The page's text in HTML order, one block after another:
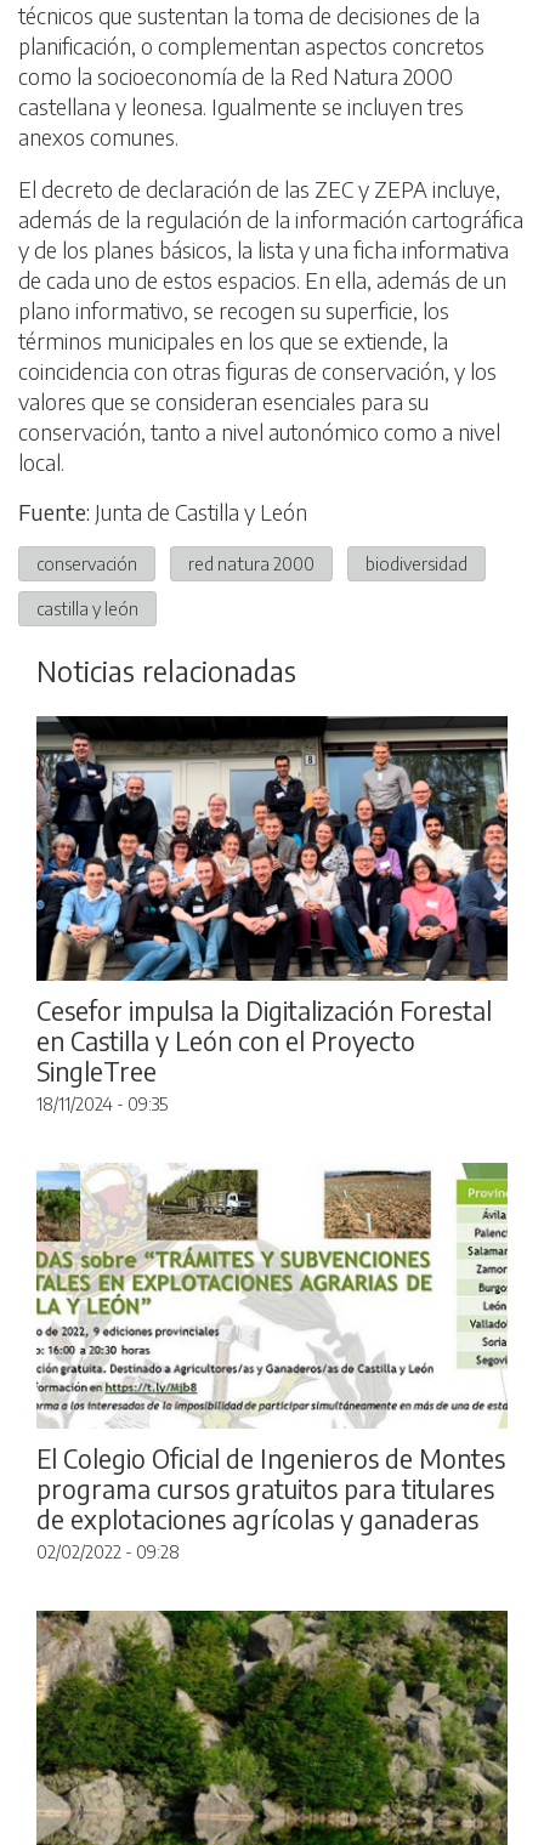
técnicos que sustentan la toma de decisiones de la
planificación, o complementan aspectos concretos
como la socioeconomía de la Red Natura 2000
castellana y leonesa. Igualmente se incluyen tres
anexos comunes.
El decreto de declaración de las ZEC y ZEPA incluye,
además de la regulación de la información cartográfica
y de los planes básicos, la lista y una ficha informativa
de cada uno de estos espacios. En ella, además de un
plano informativo, se recogen su superficie, los
términos municipales en los que se extiende, la
coincidencia con otras figuras de conservación, y los
valores que se consideran esenciales para su
conservación, tanto a nivel autonómico como a nivel
local.
Fuente: Junta de Castilla y León
conservación red natura 2000 biodiversidad
castilla y león
Noticias relacionadas
Cesefor impulsa la Digitalización Forestal
en Castilla y León con el Proyecto
SingleTree
18/11/2024 - 09:35
El Colegio Oficial de Ingenieros de Montes
programa cursos gratuitos para titulares
de explotaciones agrícolas y ganaderas
02/02/2022 - 09:28